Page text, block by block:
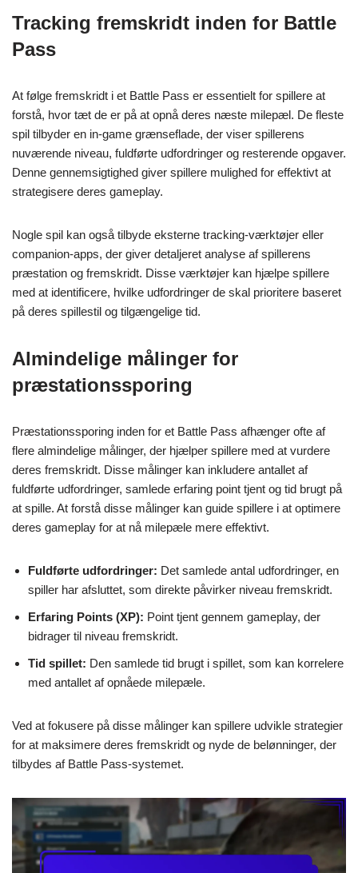
Tracking fremskridt inden for Battle
Pass
At følge fremskridt i et Battle Pass er essentielt for spillere at
forstå, hvor tæt de er på at opnå deres næste milepæl. De fleste
spil tilbyder en in-game grænseflade, der viser spillerens
nuværende niveau, fuldførte udfordringer og resterende opgaver.
Denne gennemsigtighed giver spillere mulighed for effektivt at
strategisere deres gameplay.
Nogle spil kan også tilbyde eksterne tracking-værktøjer eller
companion-apps, der giver detaljeret analyse af spillerens
præstation og fremskridt. Disse værktøjer kan hjælpe spillere
med at identificere, hvilke udfordringer de skal prioritere baseret
på deres spillestil og tilgængelige tid.
Almindelige målinger for
præstationssporing
Præstationssporing inden for et Battle Pass afhænger ofte af
flere almindelige målinger, der hjælper spillere med at vurdere
deres fremskridt. Disse målinger kan inkludere antallet af
fuldførte udfordringer, samlede erfaring point tjent og tid brugt på
at spille. At forstå disse målinger kan guide spillere i at optimere
deres gameplay for at nå milepæle mere effektivt.
Fuldførte udfordringer: Det samlede antal udfordringer, en
spiller har afsluttet, som direkte påvirker niveau fremskridt.
Erfaring Points (XP): Point tjent gennem gameplay, der
bidrager til niveau fremskridt.
Tid spillet: Den samlede tid brugt i spillet, som kan korrelere
med antallet af opnåede milepæle.
Ved at fokusere på disse målinger kan spillere udvikle strategier
for at maksimere deres fremskridt og nyde de belønninger, der
tilbydes af Battle Pass-systemet.